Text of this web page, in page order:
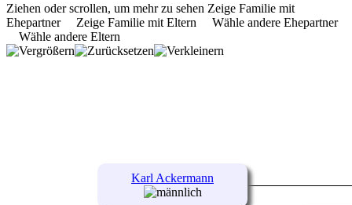
Ziehen oder scrollen, um mehr zu sehen Zeige Familie mit
Ehepartner
Zeige Familie mit Eltern
Wähle andere Ehepartner
Wähle andere Eltern
Karl Ackermann